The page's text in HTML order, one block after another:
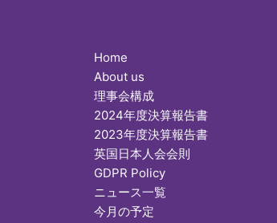
Home
About us
理事会構成
2024年度決算報告書
2023年度決算報告書
英国日本人会会則
GDPR Policy
ニュース一覧
今月の予定